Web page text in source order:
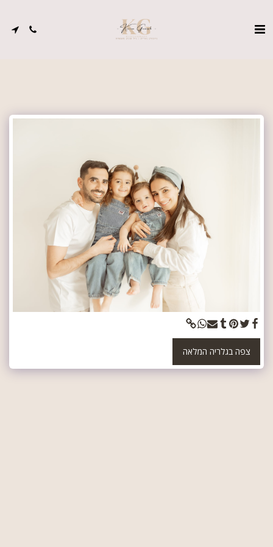
צפה בגלריה המלאה